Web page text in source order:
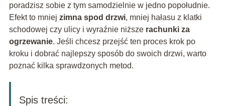
poradzisz sobie z tym samodzielnie w jedno popołudnie.
Efekt to mniej zimna spod drzwi, mniej hałasu z klatki
schodowej czy ulicy i wyraźnie niższe rachunki za
ogrzewanie. Jeśli chcesz przejść ten proces krok po
kroku i dobrać najlepszy sposób do swoich drzwi, warto
poznać kilka sprawdzonych metod.
Spis treści: